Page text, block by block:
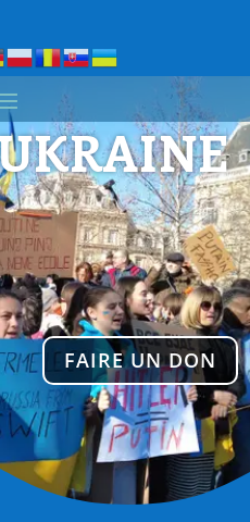
FAIRE UN DON